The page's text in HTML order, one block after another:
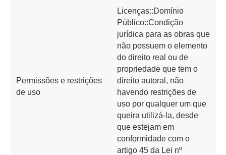
Permissões e restrições
de uso
Licenças::Domínio
Público::Condição
jurídica para as obras que
não possuem o elemento
do direito real ou de
propriedade que tem o
direito autoral, não
havendo restrições de
uso por qualquer um que
queira utilizá-la, desde
que estejam em
conformidade com o
artigo 45 da Lei nº